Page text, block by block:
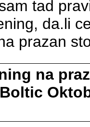
tad
da.li
prazan
na